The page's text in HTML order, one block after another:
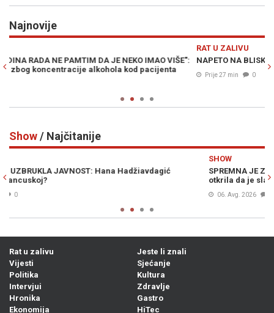
Najnovije
NAPETO NA BLISKOM ISTOKU: UAE prijavio novi napad Irana
Prije 27 min 0
Show/ Najčitanije
SPREMNA JE ZA BRAK: Prezgodna stjuardesa hitno traži muža,
otkrila da je slaba na starije
Rat u zalivu
Vijesti
Politika
Intervjui
Hronika
Ekonomija
Jeste li znali
Sjećanje
Kultura
Zdravlje
Gastro
HiTec